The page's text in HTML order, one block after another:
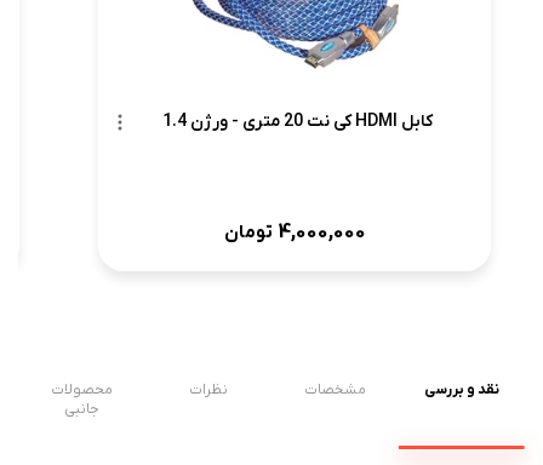
کابل HDMI کی نت 20 متری - ورژن 1.4
4,000,000 تومان
نقد و بررسی مشخصات نظرات
محصولات
جانبی